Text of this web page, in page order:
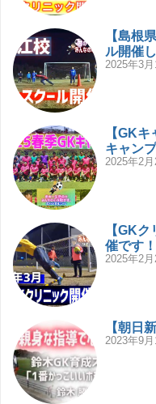
【島根
ル開催
2025年3月
【GK
キャン
2025年2月
【GK
催です
2025年2月
【朝日
2023年9月